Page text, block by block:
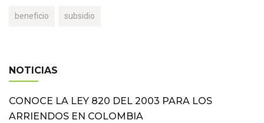
beneficio subsidio
NOTICIAS
CONOCE LA LEY 820 DEL 2003 PARA LOS
ARRIENDOS EN COLOMBIA